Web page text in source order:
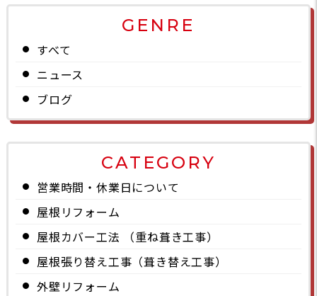
GENRE
すべて
ニュース
ブログ
CATEGORY
営業時間・休業日について
屋根リフォーム
屋根カバー工法 （重ね葺き工事）
屋根張り替え工事（葺き替え工事）
外壁リフォーム